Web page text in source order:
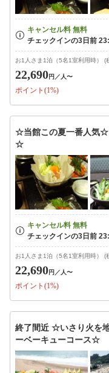
お1人さま1泊（5名1室利用時） (
22,690円 ／人〜
ポイント(1%)
☆当館この夏一番人気☆
☆
お1人さま1泊（5名1室利用時） (
22,690円 ／人〜
ポイント(1%)
終了間近 ☆いさり火を
ーベーキューコース☆